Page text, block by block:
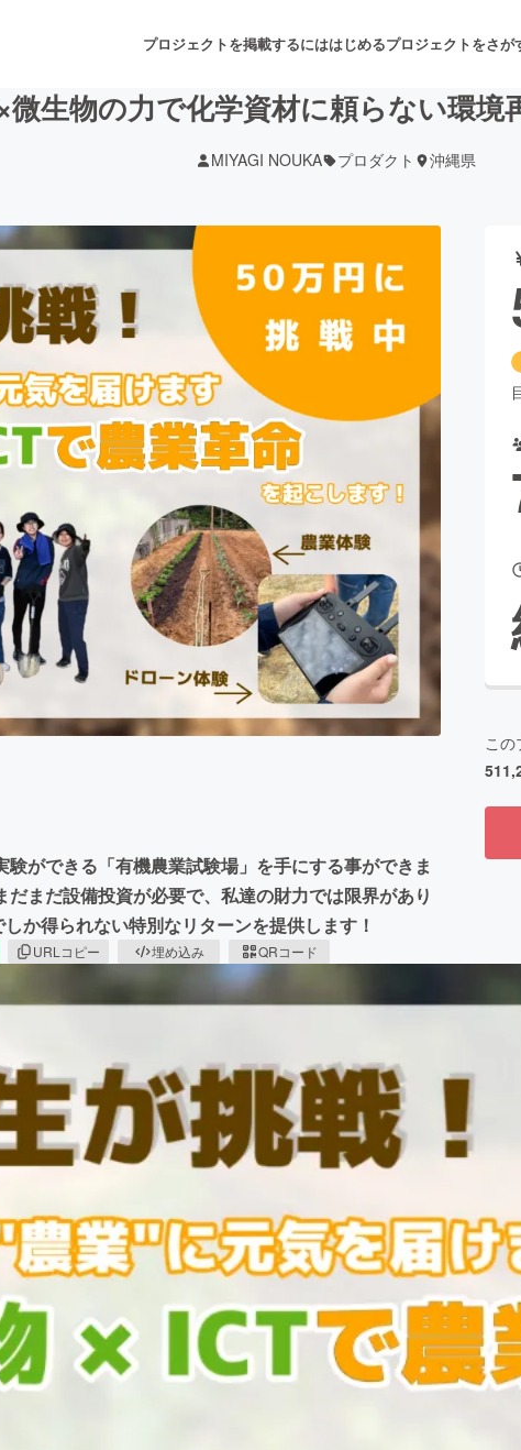
プロジェクトを掲載するにははじめるプロジェクトをさが
舞台・パフォ
ゲーム・サービス開発
書籍・雑誌出版 アニメ・漫画
チャレンジ ビューティー
CAMPFIRE for Social GoodCAMPFIRE Creation
CAMPFIREふるさと納税machi-ya コミュニティ
微生物の力で化学資材に頼らない環境
MIYAGI NOUKA プロダクト 沖縄県
ができる「有機農業試験場」を手にする事ができま
まだ設備投資が必要で、私達の財力では限界があり
か得られない特別なリターンを提供します！
URLコピー 埋め込み QRコード
この